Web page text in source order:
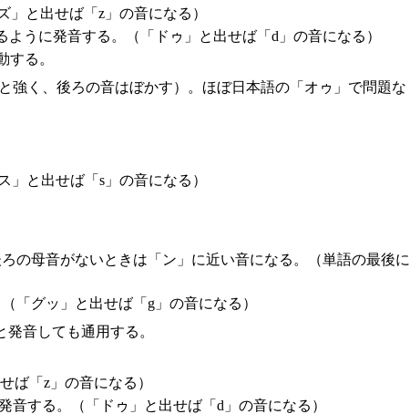
と出せば「z」の音になる）
うに発音する。（「ドゥ」と出せば「d」の音になる）
る。
強く、後ろの音はぼかす）。ほぼ日本語の「オゥ」で問題な
と出せば「s」の音になる）
の母音がないときは「ン」に近い音になる。（単語の最後に
「グッ」と出せば「g」の音になる）
音しても通用する。
ば「z」の音になる）
する。（「ドゥ」と出せば「d」の音になる）